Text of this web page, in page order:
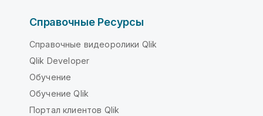
Справочные Ресурсы
Справочные видеоролики Qlik
Qlik Developer
Обучение
Обучение Qlik
Портал клиентов Qlik